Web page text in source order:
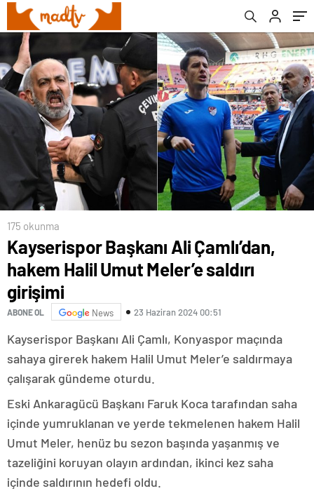
175 okunma
Kayserispor Başkanı Ali Çamlı’dan,
hakem Halil Umut Meler’e saldırı
girişimi
ABONE OL News 23 Haziran 2024 00:51
Kayserispor Başkanı Ali Çamlı, Konyaspor maçında
sahaya girerek hakem Halil Umut Meler’e saldırmaya
çalışarak gündeme oturdu.
Eski Ankaragücü Başkanı Faruk Koca tarafından saha
içinde yumruklanan ve yerde tekmelenen hakem Halil
Umut Meler, henüz bu sezon başında yaşanmış ve
tazeliğini koruyan olayın ardından, ikinci kez saha
içinde saldırının hedefi oldu.